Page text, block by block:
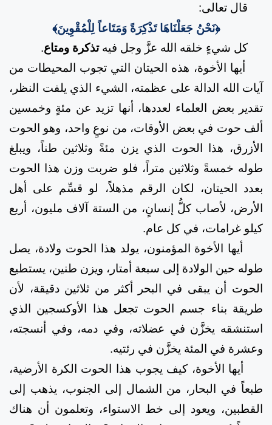
قال تعالى:
﴿نَحْنُ جَعَلْنَاهَا تَذْكِرَةً وَمَتَاعاً لِلْمُقْوِينَ﴾
كل شيءٍ خلقه الله عزَّ وجل فيهتذكرة ومتاع.
أيها الأخوة، هذه الحيتان التي تجوب المحيطات من
آيات الله الدالة على عظمته، الشيء الذي يلفت النظر،
تقدير بعض العلماء لعددها، أنها تزيد عن مئةٍ وخمسين
ألف حوت في بعض الأوقات، من نوعٍ واحد، وهو الحوت
الأزرق، هذا الحوت الذي يزن مئةً وثلاثين طناً، ويبلغ
طوله خمسةً وثلاثين متراً، فلو ضربت وزن هذا الحوت
بعدد الحيتان، لكان الرقم مذهلاً، لو قسِّم على أهل
الأرض، لأصاب كلُّ إنسانٍ، من الستة آلاف مليون، أربع
كيلو غرامات، في كل عام.
أيها الأخوة المؤمنون، يولد هذا الحوت ولادة، يصل
طوله حين الولادة إلى سبعة أمتار، ويزن طنين، يستطيع
الحوت أن يبقى في البحر أكثر من ثلاثين دقيقة، لأن
طريقة بناء جسم الحوت تجعل هذا الأوكسجين الذي
استنشقه يخزَّن في عضلاته، وفي دمه، وفي أنسجته،
وعشرة في المئة يخزَّن في رئتيه.
أيها الأخوة، كيف يجوب هذا الحوت الكرة الأرضية،
طبعاً في البحار، من الشمال إلى الجنوب، يذهب إلى
القطبين، ويعود إلى خط الاستواء، وتعلمون أن هناك